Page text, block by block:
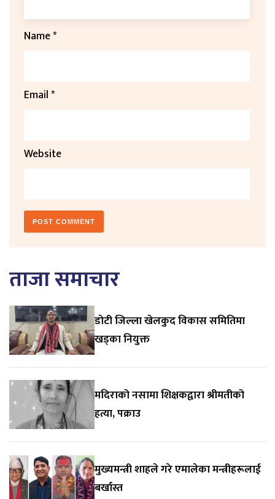
Name*
Email*
Website
ताजा समाचार
डाेटी जिल्ला खेलकुद विकास समितिमा
खड्का नियुक्त
मदिराको नसामा शिक्षकद्वारा श्रीमतीको
हत्या, पक्राउ
मुख्यमन्त्री शाहले गरे एमालेका मन्त्रीहरूलाई
बर्खास्त